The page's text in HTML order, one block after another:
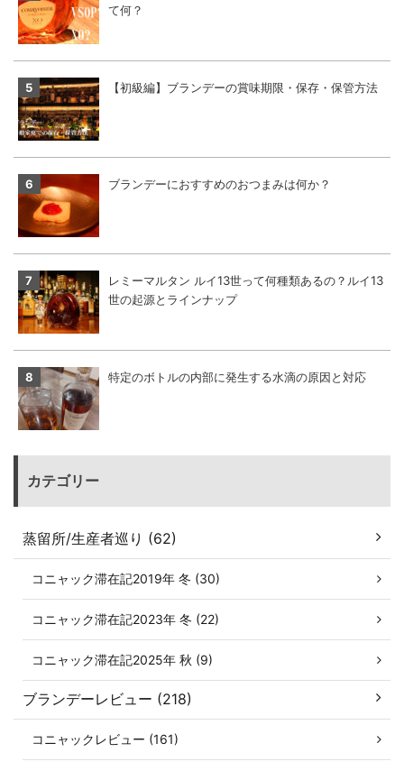
て何？
【初級編】ブランデーの賞味期限・保存・保管方法
ブランデーにおすすめのおつまみは何か？
レミーマルタン ルイ13世って何種類あるの？ルイ13
世の起源とラインナップ
特定のボトルの内部に発生する水滴の原因と対応
カテゴリー
蒸留所/生産者巡り (62)
コニャック滞在記2019年 冬 (30)
コニャック滞在記2023年 冬 (22)
コニャック滞在記2025年 秋 (9)
ブランデーレビュー (218)
コニャックレビュー (161)